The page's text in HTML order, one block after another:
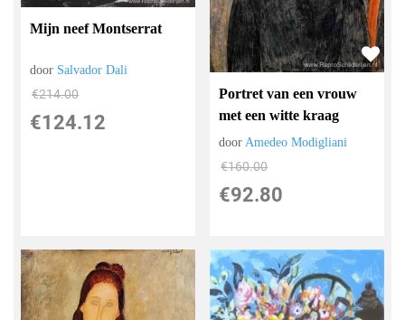
Mijn neef Montserrat
door Salvador Dali
€214.00
€124.12
Portret van een vrouw
met een witte kraag
door Amedeo Modigliani
€160.00
€92.80